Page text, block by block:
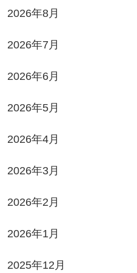
2026年8月
2026年7月
2026年6月
2026年5月
2026年4月
2026年3月
2026年2月
2026年1月
2025年12月